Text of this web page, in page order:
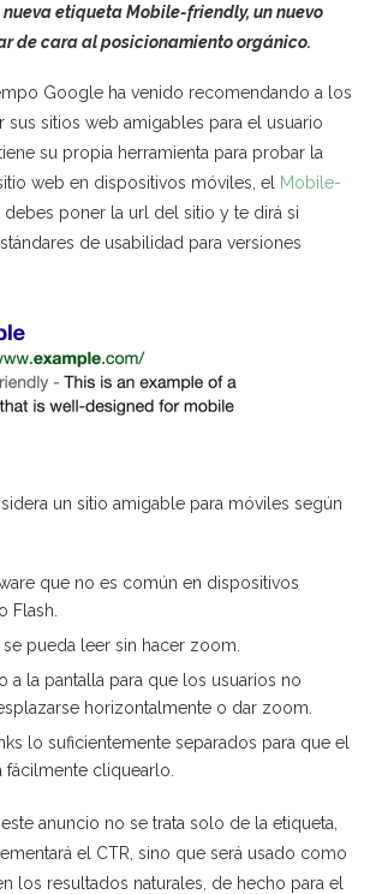
etiqueta Mobile-friendly, un nuevo
de cara al posicionamiento orgánico.
Google ha venido recomendando a los
sus sitios web amigables para el usuario
su propia herramienta para probar la
web en dispositivos móviles, el
Mobile-
poner la url del sitio y te dirá si
de usabilidad para versiones
un sitio amigable para móviles según
que no es común en dispositivos
Flash.
pueda leer sin hacer zoom.
a la pantalla para que los usuarios no
horizontalmente o dar zoom.
lo suficientemente separados para que el
fácilmente cliquearlo.
anuncio no se trata solo de la etiqueta,
el CTR, sino que será usado como
los resultados naturales, de hecho para el